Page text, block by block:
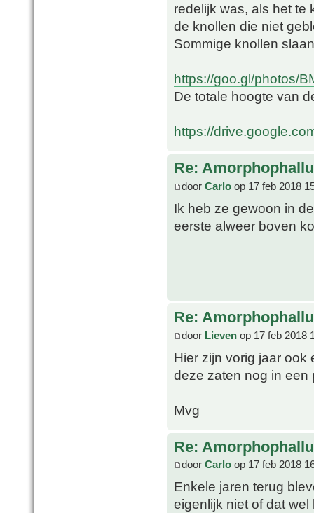
redelijk was, als het te
de knollen die niet
Sommige knollen
https://goo.gl/photos/
De totale hoogte van
https://
Re:
door Carlo op 17 feb 2018
Ik heb ze gewoon in
eerste alweer boven
Re:
door Lieven op 17 feb 2018
Hier zijn vorig jaar
deze zaten nog in een
Mvg
Re:
door Carlo op 17 feb 2018
Enkele jaren terug
eigenlijk niet of dat